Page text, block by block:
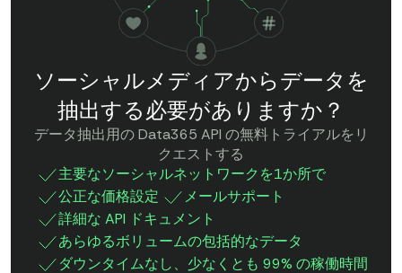
ソーシャルメディアからデータを
抽出する必要がありますか？
データ抽出用の Data365 API の無料トライアルをリ
クエストする
主要なソーシャルネットワークを1か所で
公正な価格設定
メールサポート
詳細な API ドキュメント
あらゆるボリュームの包括的なデータ
ダウンタイムなし、少なくとも 99% の稼働時間